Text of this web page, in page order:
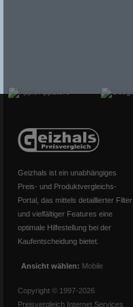
Geizhals ist ein unabhängiges
Preis- und Produktvergleichs-
Portal, das mittels detaillierter Filter
und vielfältiger Features eine
optimale Hilfestellung bei der
Kaufentscheidung bietet.
Ansicht wählen: Mobile
Copyright © 1997-2026
Preisvergleich Internet Services